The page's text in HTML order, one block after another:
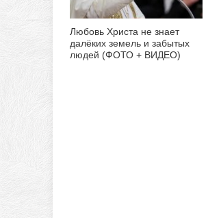
Любовь Христа не знает
далёких земель и забытых
людей (ФОТО + ВИДЕО)